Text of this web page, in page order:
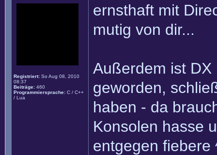
Registriert: So Aug 08, 2010
08:37
Beiträge: 460
Programmiersprache: C / C++
/ Lua
ernsthaft mit
mutig von dir...
Außerdem ist
geworden,
haben - da
Konsolen hasse
entgegen fiebere